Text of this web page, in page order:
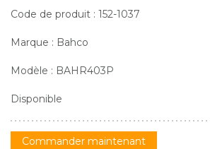
Code de produit : 152-1037
Marque : Bahco
Modèle : BAHR403P
Disponible
Commander maintenant